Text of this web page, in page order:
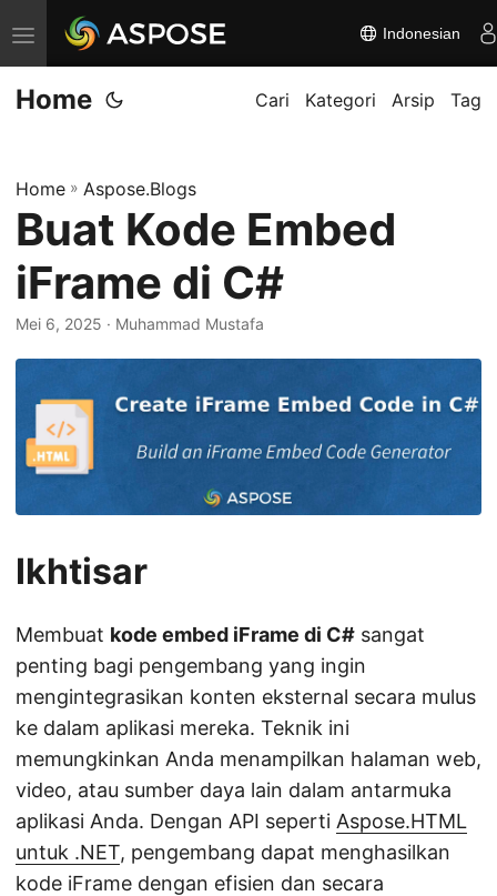
A
l
i
a
n
v
s
Indonesian
Home Cari Kategori Arsip Tag
Home » Aspose.Blogs
Buat Kode Embed
iFrame di C#
Mei 6, 2025 · Muhammad Mustafa
Ikhtisar
Membuat kode embed iFrame di C# sangat
penting bagi pengembang yang ingin
mengintegrasikan konten eksternal secara mulus
ke dalam aplikasi mereka. Teknik ini
memungkinkan Anda menampilkan halaman web,
video, atau sumber daya lain dalam antarmuka
aplikasi Anda. Dengan API seperti Aspose.HTML
untuk .NET, pengembang dapat menghasilkan
kode iFrame dengan efisien dan secara